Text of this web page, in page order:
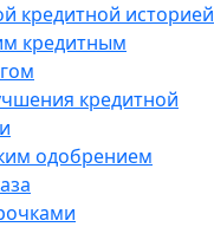
кредитной историей
кредитным
кредитной
одобрением